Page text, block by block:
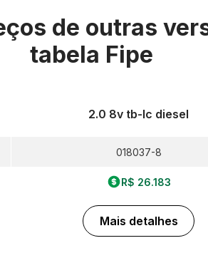
de outras
tabela Fipe
2.0 8v tb-Ic diesel
018037-8
R$ 26.183
Mais detalhes